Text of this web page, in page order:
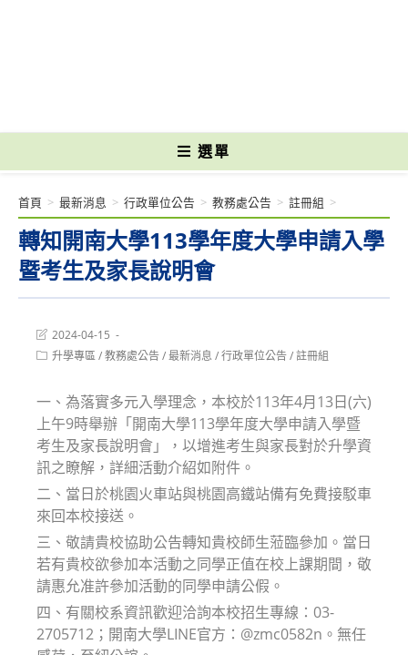
選單
轉知開南大學113學年度大學申請入學
暨考生及家長說明會
首頁 > 最新消息 > 行政單位公告 > 教務處公告 > 註冊組 >
Post
last
modified:
2024-04-15
Post升學專區/教務處公告/最新消息 /行政單位公告/註冊組
一、為落實多元入學理念，本校於113年4月13日(六)
上午9時舉辦「開南大學113學年度大學申請入學暨
考生及家長說明會」，以增進考生與家長對於升學資
訊之瞭解，詳細活動介紹如附件。
二、當日於桃園火車站與桃園高鐵站備有免費接駁車
來回本校接送。
三、敬請貴校協助公告轉知貴校師生蒞臨參加。當日
若有貴校欲參加本活動之同學正值在校上課期間，敬
請惠允准許參加活動的同學申請公假。
四、有關校系資訊歡迎洽詢本校招生專線：03-
2705712；開南大學LINE官方：@zmc0582n。無任